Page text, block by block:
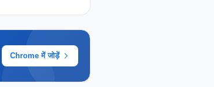
Chrome में जोड़ें